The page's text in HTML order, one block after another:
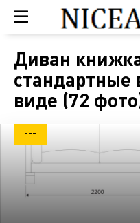
Диван
стандартные
виде (72
---